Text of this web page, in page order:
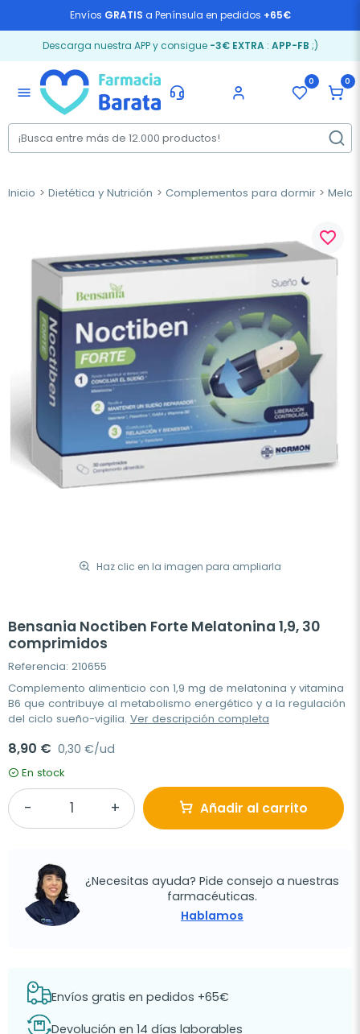
Envíos GRATIS a Península en pedidos +65€
Descarga nuestra APP y consigue -3€ EXTRA: APP-FB ;)
menu
0 0
Inicio Dietética y Nutrición Complementos para dormir
Haz clic en la imagen para ampliarla
favorite_border
Bensania Noctiben Forte Melatonina 1,9, 30
comprimidos
Referencia: 210655
Complemento alimenticio con 1,9 mg de melatonina y vitamina
B6 que contribuye al metabolismo energético y a la regulación
del ciclo sueño-vigilia. Ver descripción completa
8,90 € 0,30 €/ud
En stock
Añadir al carrito
¿Necesitas ayuda? Pide consejo a nuestras
farmacéuticas.
Hablamos
Envíos gratis en pedidos +65€
Devolución en 14 días laborables